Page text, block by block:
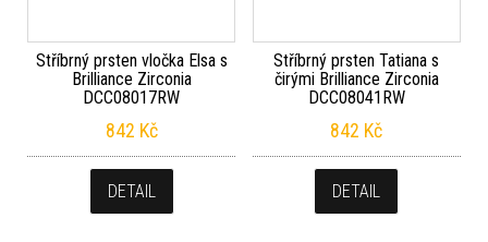
Stříbrný prsten vločka Elsa s
Brilliance Zirconia
DCC08017RW
842 Kč
DETAIL
Stříbrný prsten Tatiana s
čirými Brilliance Zirconia
DCC08041RW
842 Kč
DETAIL